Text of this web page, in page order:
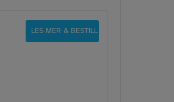
LES MER & BESTILL